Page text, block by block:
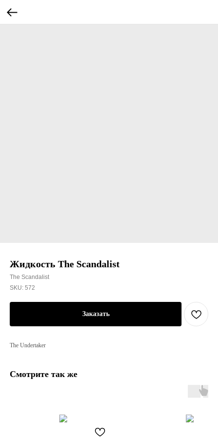
Жидкость The Scandalist
The Scandalist
SKU: 572
Заказать
The Undertaker
Смотрите так же